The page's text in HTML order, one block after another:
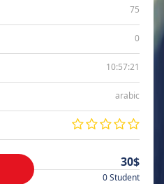
75
0
10:57:21
arabic
30$
0 Student